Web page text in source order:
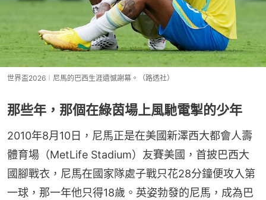
世界盃2026︱尼馬的巴西生涯遺憾謝幕。（路透社）
那些年，那個在綠茵場上風馳電掣的少年
2010年8月10日，尼馬正是在美國新澤西大都會人壽
體育場（MetLife Stadium）友賽美國，首披巴西大
國腳戰衣，尼馬在國家隊處子戰只花28分鐘便攻入第
一球，那一年他只得18歲。英姿勃發的尼馬，成為巴